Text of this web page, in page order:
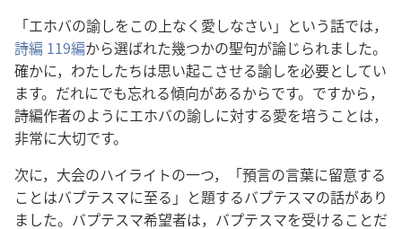
「エホバの諭しをこの上なく愛しなさい」という話では，
詩編 119編から選ばれた幾つかの聖句が論じられました。
確かに，わたしたちは思い起こさせる諭しを必要としてい
ます。だれにでも忘れる傾向があるからです。ですから，
詩編作者のようにエホバの諭しに対する愛を培うことは，
非常に大切です。
次に，大会のハイライトの一つ，「預言の言葉に留意する
ことはバプテスマに至る」と題するバプテスマの話があり
ました。バプテスマ希望者は，バプテスマを受けることだ